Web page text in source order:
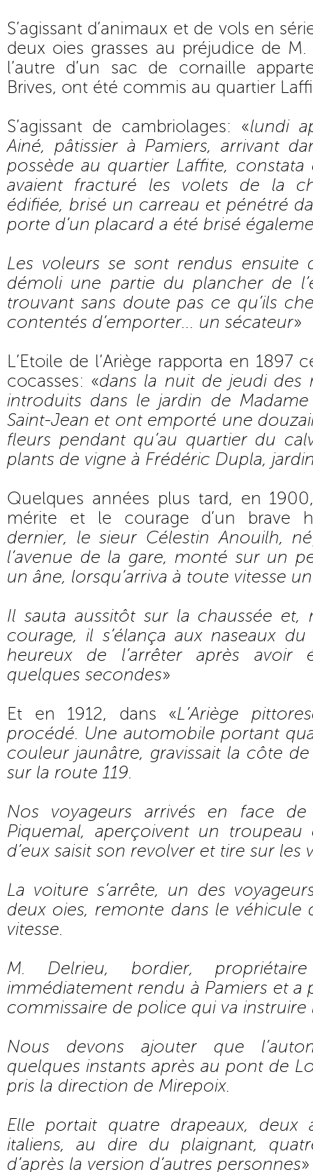
S’agissant d’animaux et de vols en
deux oies grasses au préjudice de
l’autre d’un sac de cornaille
Brives, ont été commis au quartier
S’agissant de cambriolages: «lundi
Ainé, pâtissier à Pamiers, arrivant
possède au quartier Laffite, constata
avaient fracturé les volets de la
édifiée, brisé un carreau et pénétré
porte d’un placard a été brisé
Les voleurs se sont rendus ensuite
démoli une partie du plancher de
trouvant sans doute pas ce qu’ils
contentés d’emporter... un sécateur»
L’Etoile de l’Ariège rapporta en 1897
cocasses: «dans la nuit de jeudi des
introduits dans le jardin de
Saint-Jean et ont emporté une
fleurs pendant qu’au quartier du
plants de vigne à Frédéric Dupla,
Quelques années plus tard, en
mérite et le courage d’un brave
dernier, le sieur Célestin Anouilh,
l’avenue de la gare, monté sur un
un âne, lorsqu’arriva à toute vitesse
Il sauta aussitôt sur la chaussée et,
courage, il s’élança aux naseaux
heureux de l’arrêter après avoir
quelques secondes»
Et en 1912, dans «L’Ariège
procédé. Une automobile portant
couleur jaunâtre, gravissait la côte de
sur la route 119.
Nos voyageurs arrivés en face
Piquemal, aperçoivent un troupeau
d’eux saisit son revolver et tire sur les
La voiture s’arrête, un des
deux oies, remonte dans le véhicule
vitesse.
M. Delrieu, bordier,
immédiatement rendu à Pamiers et a
commissaire de police qui va instruire
Nous devons ajouter que
quelques instants après au pont de
pris la direction de Mirepoix.
Elle portait quatre drapeaux, deux
italiens, au dire du plaignant,
d’après la version d’autres personnes»